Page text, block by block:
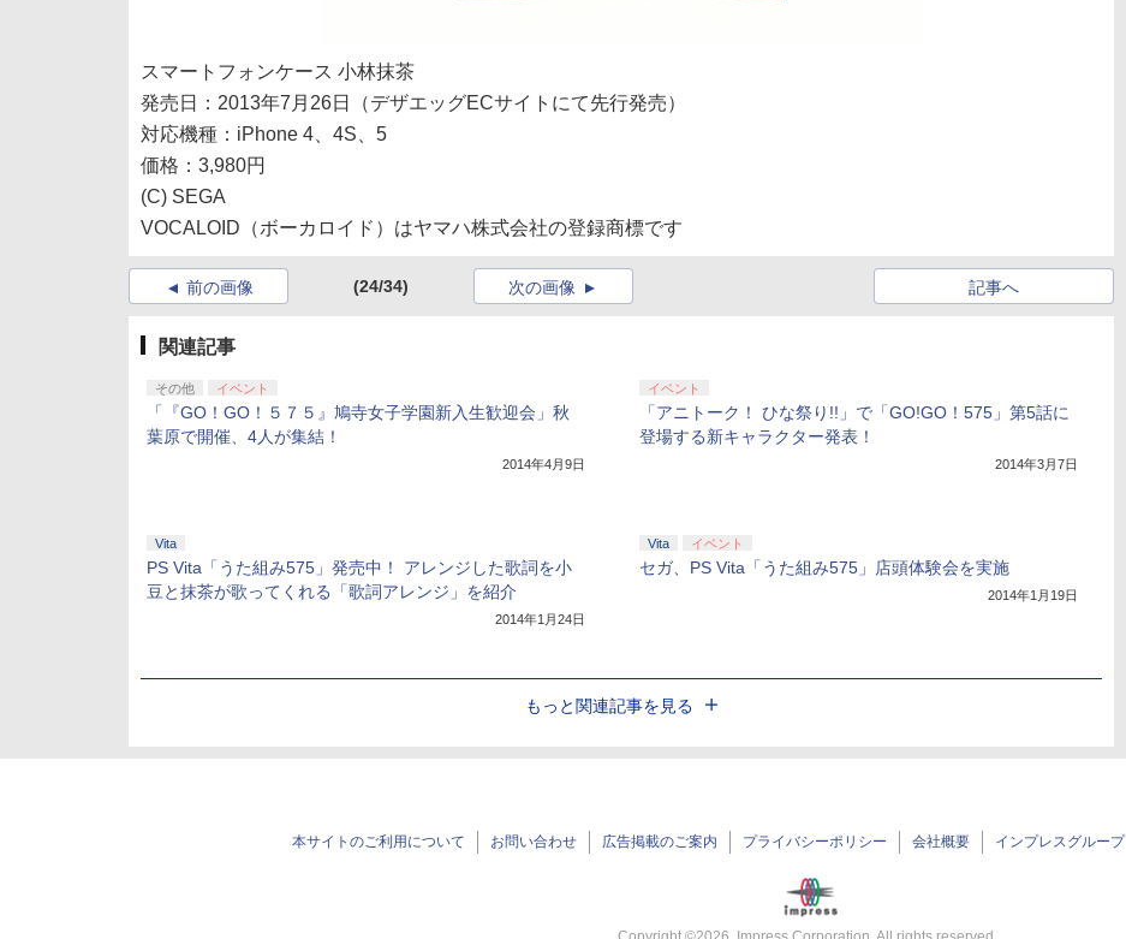
スマートフォンケース 小林抹茶
発売日：2013年7月26日（デザエッグECサイトにて先行発売）
対応機種：iPhone 4、4S、5
価格：3,980円
(C) SEGA
VOCALOID（ボーカロイド）はヤマハ株式会社の登録商標です
前の画像 (24/34) 記事へ
次の画像
関連記事
その他 イベント
「『GO！GO！５７５』鳩寺女子学園新入生歓迎会」秋
葉原で開催、4人が集結！
2014年4月9日
イベント
「アニトーク！ ひな祭り!!」で「GO!GO！575」第5話に
登場する新キャラクター発表！
2014年3月7日
Vita
PS Vita「うた組み575」発売中！ アレンジした歌詞を小
豆と抹茶が歌ってくれる「歌詞アレンジ」を紹介
2014年1月24日
Vita イベント
セガ、PS Vita「うた組み575」店頭体験会を実施
2014年1月19日
もっと関連記事を見る
本サイトのご利用について お問い合わせ 広告掲載のご案内 プライバシーポリシー 会社概要 インプレスグループ